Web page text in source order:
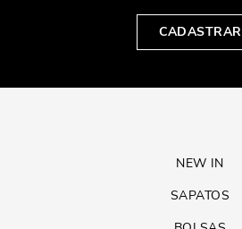
CADASTRAR
NEW IN
SAPATOS